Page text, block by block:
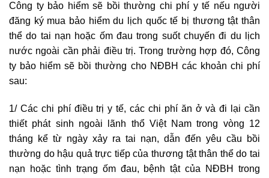
Công ty bảo hiểm sẽ bồi thường chi phí y tế nếu người
đăng ký mua bảo hiểm du lịch quốc tế bị thương tật thân
thể do tai nạn hoặc ốm đau trong suốt chuyến đi du lịch
nước ngoài cần phải điều trị. Trong trường hợp đó, Công
ty bảo hiểm sẽ bồi thường cho NĐBH các khoản chi phí
sau:
1/ Các chi phí điều trị y tế, các chi phí ăn ở và đi lại cần
thiết phát sinh ngoài lãnh thổ Việt Nam trong vòng 12
tháng kể từ ngày xảy ra tai nạn, dẫn đến yêu cầu bồi
thường do hậu quả trực tiếp của thương tật thân thể do tai
nạn hoặc tình trạng ốm đau, bệnh tật của NĐBH trong